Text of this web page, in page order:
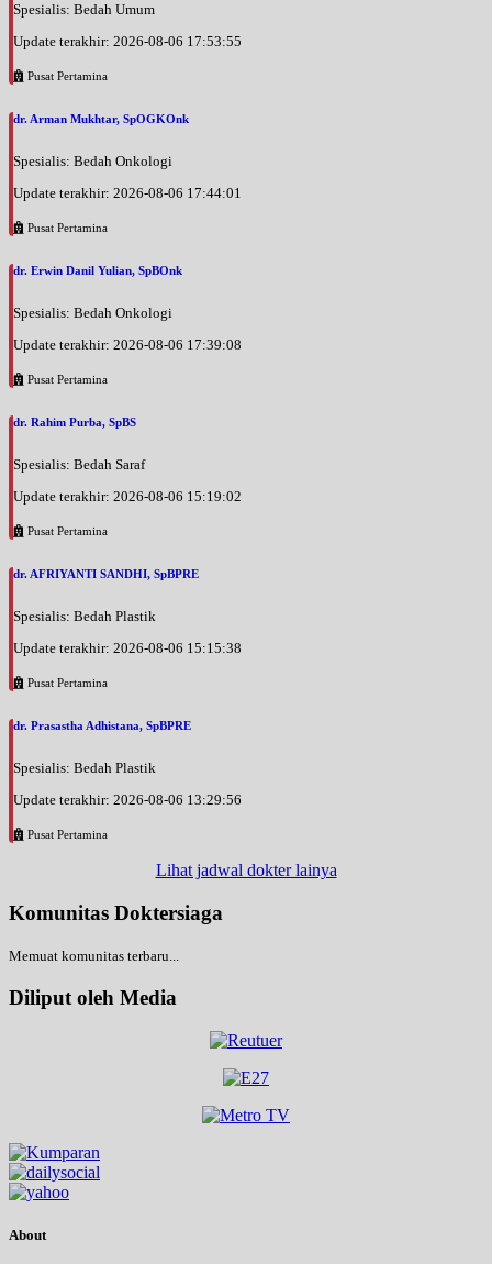
Spesialis: Bedah Umum
Update terakhir: 2026-08-06 17:53:55
Pusat Pertamina
dr. Arman Mukhtar, SpOGKOnk
Spesialis: Bedah Onkologi
Update terakhir: 2026-08-06 17:44:01
Pusat Pertamina
dr. Erwin Danil Yulian, SpBOnk
Spesialis: Bedah Onkologi
Update terakhir: 2026-08-06 17:39:08
Pusat Pertamina
dr. Rahim Purba, SpBS
Spesialis: Bedah Saraf
Update terakhir: 2026-08-06 15:19:02
Pusat Pertamina
dr. AFRIYANTI SANDHI, SpBPRE
Spesialis: Bedah Plastik
Update terakhir: 2026-08-06 15:15:38
Pusat Pertamina
dr. Prasastha Adhistana, SpBPRE
Spesialis: Bedah Plastik
Update terakhir: 2026-08-06 13:29:56
Pusat Pertamina
Lihat jadwal dokter lainya
Komunitas Doktersiaga
Memuat komunitas terbaru...
Diliput oleh Media
About